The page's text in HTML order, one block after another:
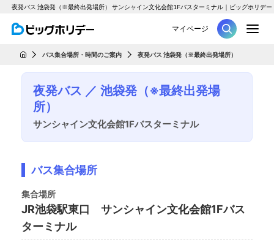
夜発バス 池袋発（※最終出発場所） サンシャイン文化会館1Fバスターミナル｜ビッグホリデー
ツアー
マイページ
HOMEバス集合場所・時間のご案内 夜発バス 池袋発（※最終出発場所）
夜発バス ／ 池袋発（※最終出発場
所）
サンシャイン文化会館1Fバスターミナル
バス集合場所
集合場所
JR池袋駅東口 サンシャイン文化会館1Fバス
ターミナル